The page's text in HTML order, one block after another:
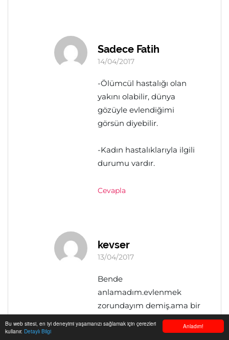
Anladım!
Bu web sitesi, en iyi deneyimi yaşamanızı sağlamak için çerezleri
kullanır. Detaylı Bilgi
Sadece Fatih
14/04/2017
-Ölümcül hastalığı olan
yakını olabilir, dünya
gözüyle evlendiğimi
görsün diyebilir.
-Kadın hastalıklarıyla ilgili
durumu vardır.
Cevapla
kevser
13/04/2017
Bende
anlamadım.evlenmek
zorundayım demiş.ama bir
insan neden evlenmek
zorunda olsun ki?evlilik